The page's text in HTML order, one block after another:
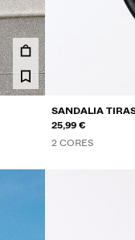
SANDALIA
25,99 €
2 CORES